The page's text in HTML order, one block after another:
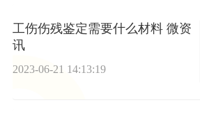
工伤伤残鉴定需要什么材料 微资
讯
2023-06-21 14:13:19